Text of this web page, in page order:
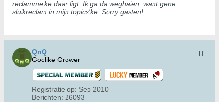
reclamme'ke daar ligt. Ik ga da weghalen, want gene
sluikreclam in mijn topics'ke. Sorry gasten!
QnQ
Godlike Grower
Registratie op: Sep 2010
Berichten: 26093